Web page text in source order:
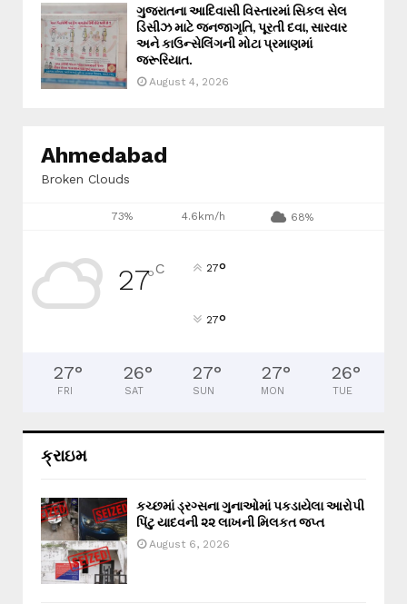
ગુજરાતના આદિવાસી વિસ્તારમાં સિકલ સેલ
ડિસીઝ માટે જનજાગૃતિ, પૂરતી દવા, સારવાર
અને કાઉન્સેલિંગની મોટા પ્રમાણમાં
જરૂરિયાત.
August 4, 2026
Ahmedabad
Broken Clouds
73% 4.6km/h 68%
27°C 27°
27°
27°
FRI
26°
SAT
27°
SUN
27°
MON
26°
TUE
ક્રાઇમ
કચ્છમાં ડ્રગ્સના ગુનાઓમાં પકડાયેલા આરોપી
પિંટુ યાદવની ૨૨ લાખની મિલકત જપ્ત
August 6, 2026